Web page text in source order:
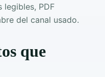
legibles, PDF
del canal usado.
que